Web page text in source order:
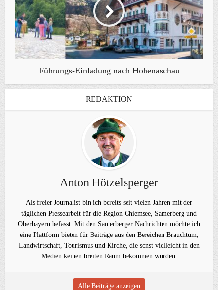
Führungs-Einladung nach Hohenaschau
REDAKTION
Anton Hötzelsperger
Als freier Journalist bin ich bereits seit vielen Jahren mit der
täglichen Pressearbeit für die Region Chiemsee, Samerberg und
Oberbayern befasst. Mit den Samerberger Nachrichten möchte ich
eine Plattform bieten für Beiträge aus den Bereichen Brauchtum,
Landwirtschaft, Tourismus und Kirche, die sonst vielleicht in den
Medien keinen breiten Raum bekommen würden.
Alle Beiträge anzeigen